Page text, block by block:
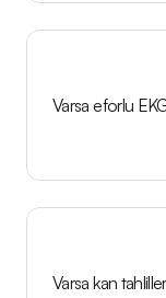
Varsa eforlu
Varsa kan